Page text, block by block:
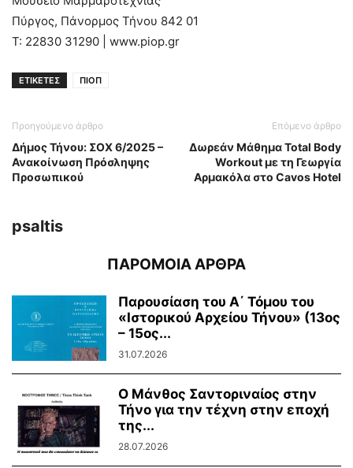
Πύργος, Πάνορμος Τήνου 842 01
Τ: 22830 31290 | www.piop.gr
ΕΤΙΚΕΤΕΣ ΠΙΟΠ
Προηγούμενο άρθρο
Δήμος Τήνου: ΣΟΧ 6/2025 –
Ανακοίνωση Πρόσληψης
Προσωπικού
Επόμενο άρθρο
Δωρεάν Μάθημα Total Body
Workout με τη Γεωργία
Αρμακόλα στο Cavos Hotel
psaltis
ΠΑΡΟΜΟΙΑ ΑΡΘΡΑ
Παρουσίαση του Α΄ Τόμου του
«Ιστορικού Αρχείου Τήνου» (13ος
– 15ος...
31.07.2026
Ο Μάνθος Σαντοριναίος στην
Τήνο για την τέχνη στην εποχή
της...
28.07.2026